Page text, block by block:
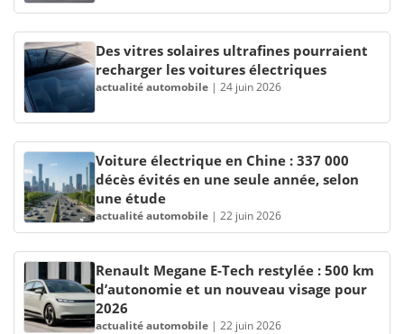
Des vitres solaires ultrafines pourraient
recharger les voitures électriques
actualité automobile | 24 juin 2026
Voiture électrique en Chine : 337 000
décès évités en une seule année, selon
une étude
actualité automobile | 22 juin 2026
Renault Megane E-Tech restylée : 500 km
d’autonomie et un nouveau visage pour
2026
actualité automobile | 22 juin 2026